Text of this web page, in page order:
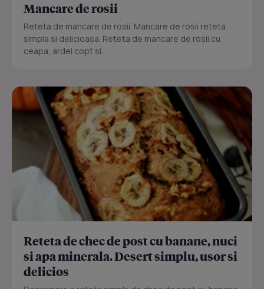
Mancare de rosii
Reteta de mancare de rosii. Mancare de rosii reteta
simpla si delicioasa. Reteta de mancare de rosii cu
ceapa, ardei copt si...
Reteta de chec de post cu banane, nuci
si apa minerala. Desert simplu, usor si
delicios